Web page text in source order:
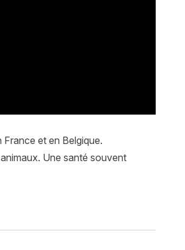
France et en Belgique.
Une santé souvent